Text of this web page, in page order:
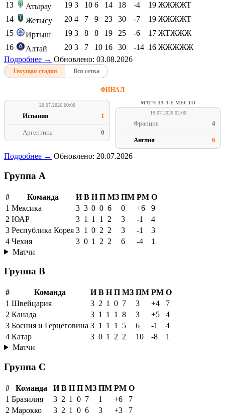
13
Атырау 19 3 10 6 14 18 -4 19 ЖЖЖЖТ
14
Жетысу 20 4 7 9 23 30 -7 19 ЖЖЖЖТ
15
Иртыш 19 3 8 8 19 25 -6 17 ЖТЖЖЖ
16
Алтай 20 3 7 10 16 30 -14 16 ЖЖЖЖЖ
Подробнее → Обновлено: 03.08.2026
Текущая стадия Вся сетка
ФИНАЛ
20.07.2026 00:00
Испания 1
Аргентина 0
МАТЧ ЗА 3-Е МЕСТО
19.07.2026 02:00
Франция 4
Англия 6
Подробнее → Обновлено: 20.07.2026
Группа A
# Команда И В Н П МЗ ПМ РМ О
1 Мексика 3 3 0 0 6 0 +6
9
2 ЮАР 3 1 1 1 2 3 -1
4
3 Республика Корея 3 1 0 2 2 3 -1
3
4 Чехия 3 0 1 2 2 6 -4
1
Матчи
Группа B
# Команда И В Н П МЗ ПМ РМ О
1 Швейцария 3 2 1 0 7 3 +4
7
2 Канада 3 1 1 1 8 3 +5
4
3 Босния и Герцеговина 3 1 1 1 5 6 -1
4
4 Катар 3 0 1 2 2 10 -8
1
Матчи
Группа C
# Команда И В Н П МЗ ПМ РМ О
1 Бразилия 3 2 1 0 7 1 +6
7
2 Марокко 3 2 1 0 6 3 +3
7